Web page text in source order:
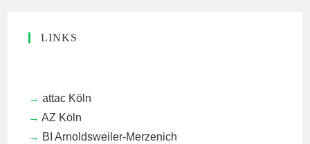
LINKS
attac Köln
AZ Köln
BI Arnoldsweiler-Merzenich